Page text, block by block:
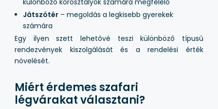
különböző korosztályok számára megfelelő
Játszótér– megoldás a legkisebb gyerekek
számára
Egy ilyen szett lehetővé teszi különböző típusú
rendezvények kiszolgálását és a rendelési érték
növelését.
Miért érdemes szafari
légvárakat választani?